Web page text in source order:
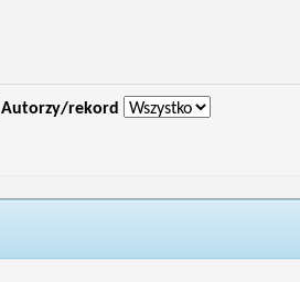
Autorzy/rekord